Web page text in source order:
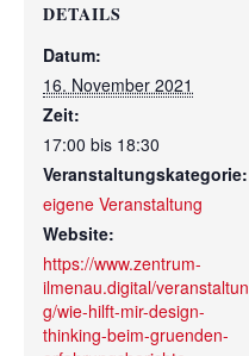
DETAILS
Datum:
16. November 2021
Zeit:
17:00 bis 18:30
Veranstaltungskategorie:
eigene Veranstaltung
Website:
https://www.zentrum-
ilmenau.digital/veranstaltun
g/wie-hilft-mir-design-
thinking-beim-gruenden-